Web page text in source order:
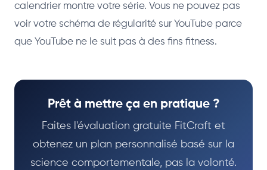
calendrier montre votre série. Vous ne pouvez pas
voir votre schéma de régularité sur YouTube parce
que YouTube ne le suit pas à des fins fitness.
Prêt à mettre ça en pratique ?
Faites l'évaluation gratuite FitCraft et
obtenez un plan personnalisé basé sur la
science comportementale, pas la volonté.